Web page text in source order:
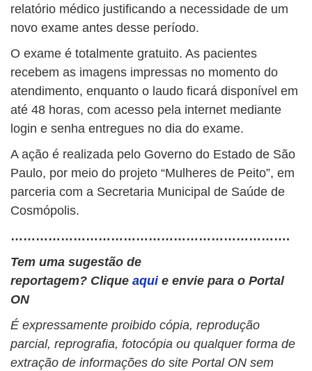
relatório médico justificando a necessidade de um
novo exame antes desse período.
O exame é totalmente gratuito. As pacientes
recebem as imagens impressas no momento do
atendimento, enquanto o laudo ficará disponível em
até 48 horas, com acesso pela internet mediante
login e senha entregues no dia do exame.
A ação é realizada pelo Governo do Estado de São
Paulo, por meio do projeto “Mulheres de Peito”, em
parceria com a Secretaria Municipal de Saúde de
Cosmópolis.
………………………………………………………….
Tem uma sugestão de
reportagem? Clique aqui e envie para o Portal
ON
É expressamente proibido cópia, reprodução
parcial, reprografia, fotocópia ou qualquer forma de
extração de informações do site Portal ON sem